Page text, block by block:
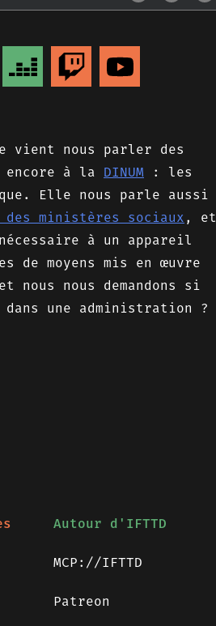
vient nous parler des
à la DINUM : les
Elle nous parle aussi
ministères sociaux , et
à un appareil
moyens mis en œuvre
nous demandons si
une administration ?
Autour d'IFTTD
MCP://IFTTD
Patreon